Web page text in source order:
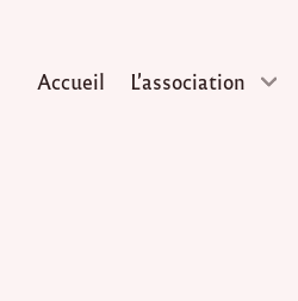
Accueil L’association